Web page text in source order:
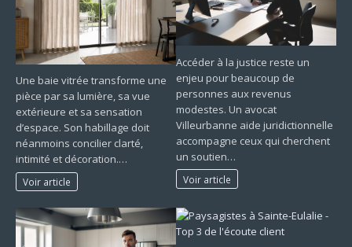
Une baie vitrée transforme une
pièce par sa lumière, sa vue
extérieure et sa sensation
d’espace. Son habillage doit
néanmoins concilier clarté,
intimité et décoration.…
Voir article
Accéder à la justice reste un
enjeu pour beaucoup de
personnes aux revenus
modestes. Un avocat
Villeurbanne aide juridictionnelle
accompagne ceux qui cherchent
un soutien…
Voir article